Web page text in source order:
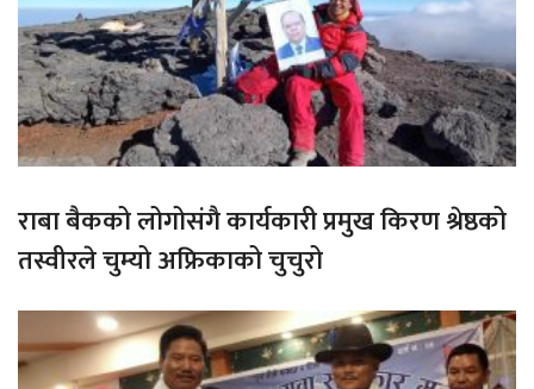
राबा बैकको लोगोसंगै कार्यकारी प्रमुख किरण श्रेष्ठको
तस्वीरले चुम्यो अफ्रिकाको चुचुरो